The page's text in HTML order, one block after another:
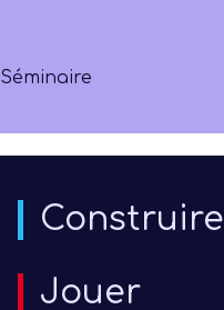
Séminaire
Construire
Jouer